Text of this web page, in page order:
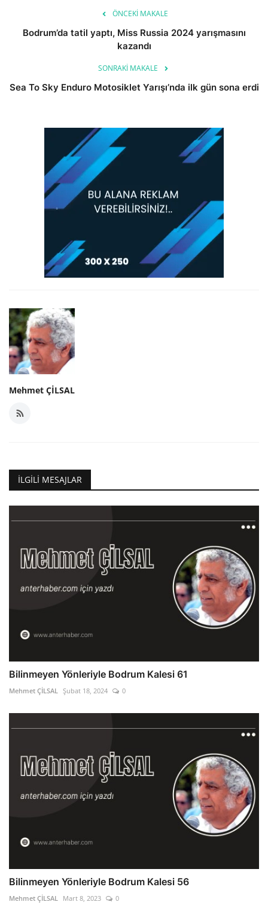
ÖNCEKI MAKALE
Bodrum’da tatil yaptı, Miss Russia 2024 yarışmasını
kazandı
SONRAKI MAKALE
Sea To Sky Enduro Motosiklet Yarışı’nda ilk gün sona erdi
Mehmet ÇİLSAL
İLGILI MESAJLAR
Bilinmeyen Yönleriyle Bodrum Kalesi 61
Mehmet ÇİLSAL Şubat 18, 2024 0
Bilinmeyen Yönleriyle Bodrum Kalesi 56
Mehmet ÇİLSAL Mart 8, 2023 0